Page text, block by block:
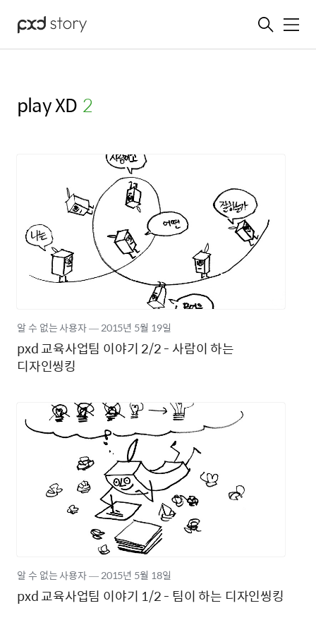
메뉴
play XD (2)
pxd 교육사업팀 이야기 2/2 - 사람이 하는
디자인씽킹
알 수 없는 사용자―2015년 5월 19일
pxd 교육사업팀 이야기 1/2 - 팀이 하는 디자인씽킹
알 수 없는 사용자―2015년 5월 18일